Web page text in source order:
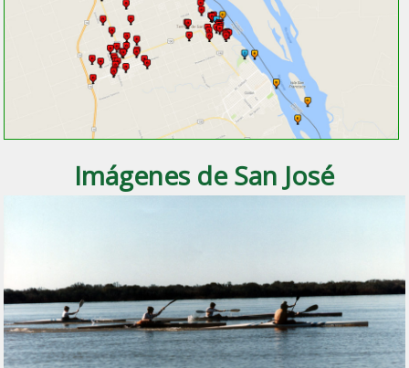
Imágenes de San José